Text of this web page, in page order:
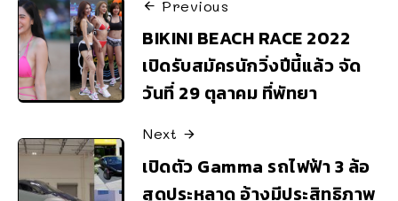
Previous
BIKINI BEACH RACE 2022
เปิดรับสมัครนักวิ่งปีนี้แล้ว จัด
วันที่ 29 ตุลาคม ที่พัทยา
Next
เปิดตัว Gamma รถไฟฟ้า 3 ล้อ
สุดประหลาด อ้างมีประสิทธิภาพ